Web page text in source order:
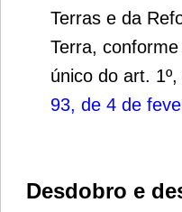
Terras e da
Terra,
único do art. 1º,
93, de 4 de
Desdobro e